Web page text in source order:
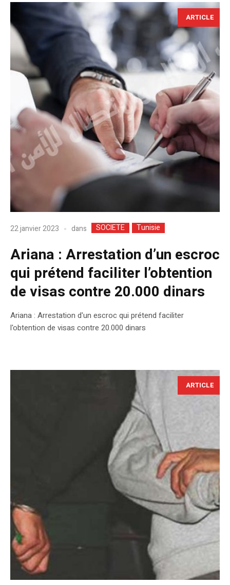
ARTICLE
22 janvier 2023 dans SOCIETE Tunisie
Ariana : Arrestation d’un escroc
qui prétend faciliter l’obtention
de visas contre 20.000 dinars
Ariana : Arrestation d'un escroc qui prétend faciliter
l'obtention de visas contre 20.000 dinars
ARTICLE